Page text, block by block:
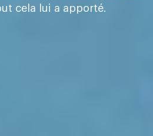
cela lui a apporté.